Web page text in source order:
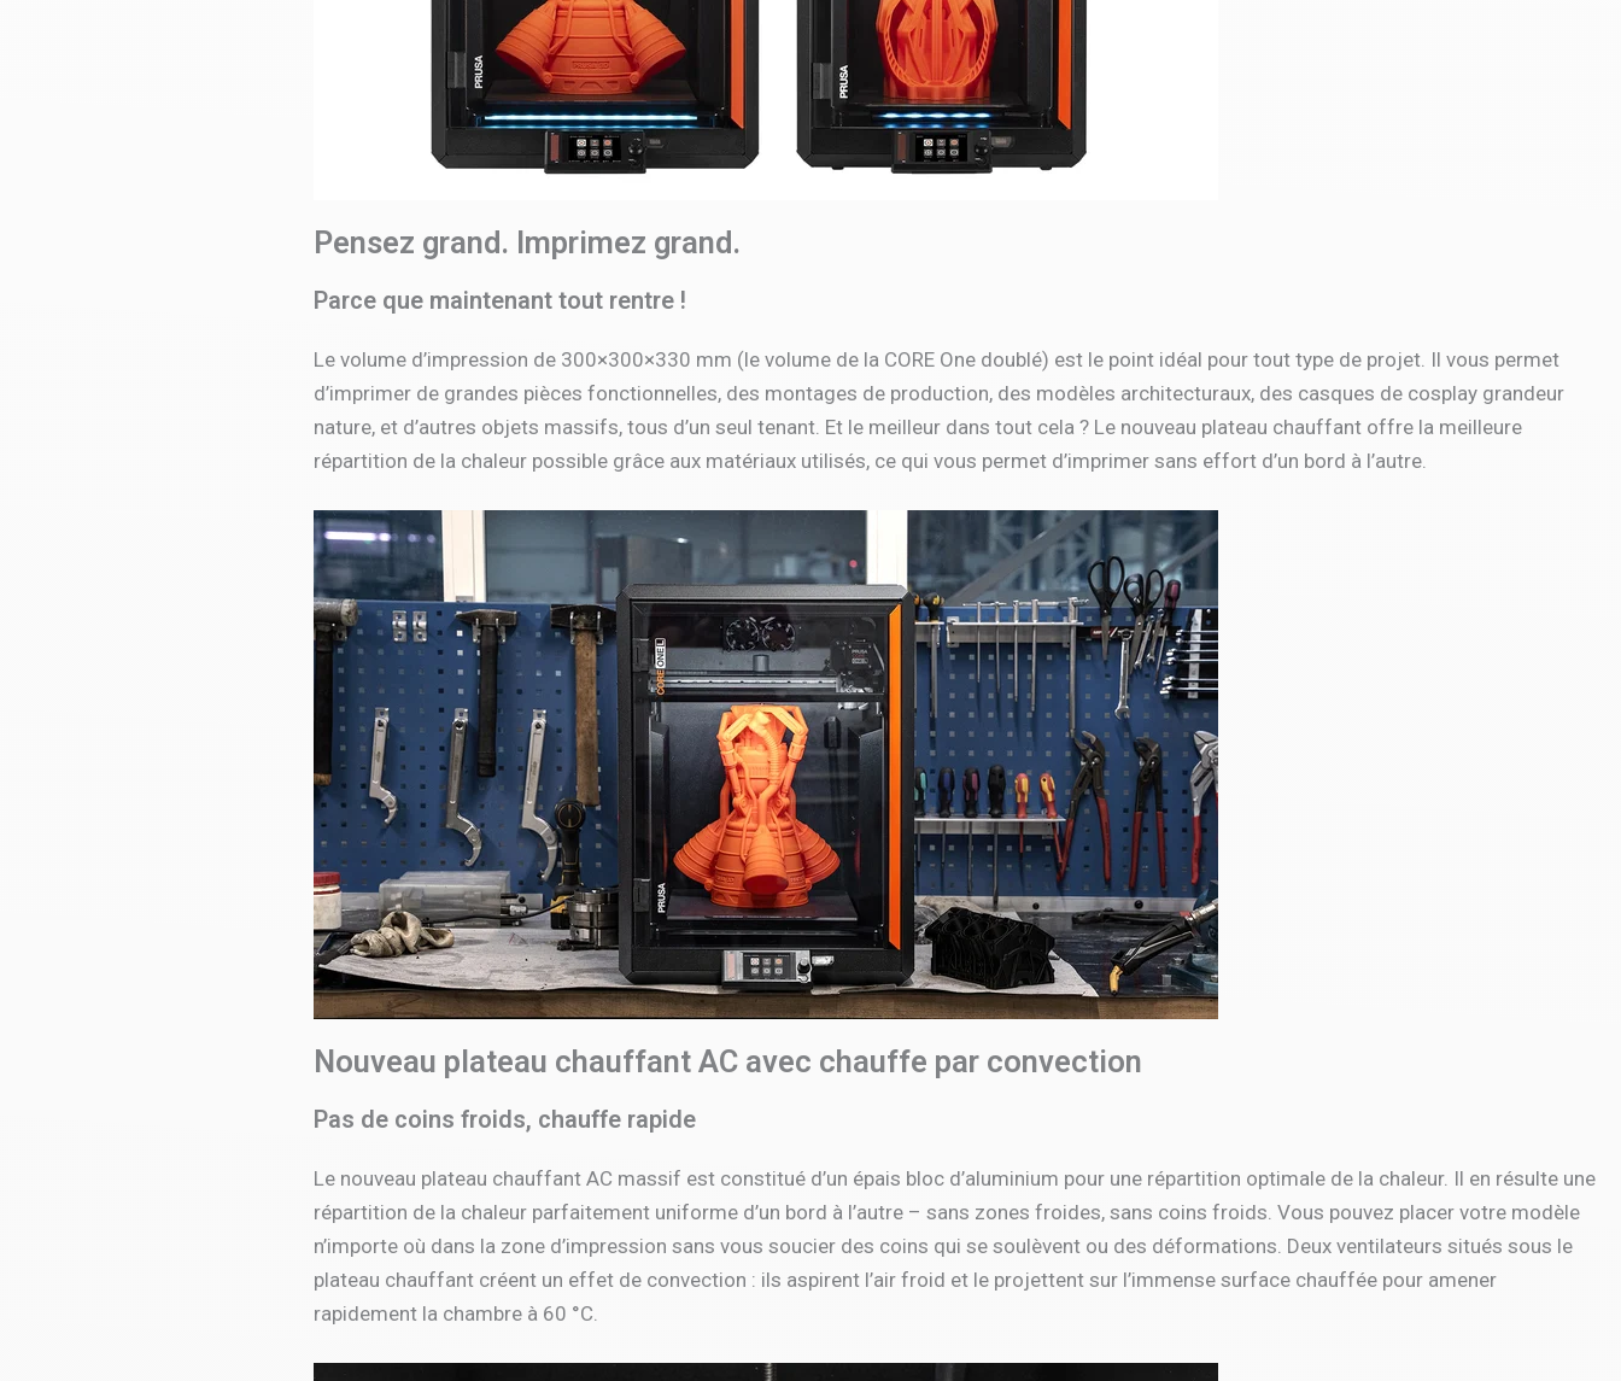
Pensez grand. Imprimez grand.
Parce que maintenant tout rentre !
Le volume d’impression de 300×300×330 mm (le volume de la CORE One doublé) est le point idéal pour tout type de projet. Il vous permet
d’imprimer de grandes pièces fonctionnelles, des montages de production, des modèles architecturaux, des casques de cosplay grandeur
nature, et d’autres objets massifs, tous d’un seul tenant. Et le meilleur dans tout cela ? Le nouveau plateau chauffant offre la meilleure
répartition de la chaleur possible grâce aux matériaux utilisés, ce qui vous permet d’imprimer sans effort d’un bord à l’autre.
Nouveau plateau chauffant AC avec chauffe par convection
Pas de coins froids, chauffe rapide
Le nouveau plateau chauffant AC massif est constitué d’un épais bloc d’aluminium pour une répartition optimale de la chaleur. Il en résulte une
répartition de la chaleur parfaitement uniforme d’un bord à l’autre – sans zones froides, sans coins froids. Vous pouvez placer votre modèle
n’importe où dans la zone d’impression sans vous soucier des coins qui se soulèvent ou des déformations. Deux ventilateurs situés sous le
plateau chauffant créent un effet de convection : ils aspirent l’air froid et le projettent sur l’immense surface chauffée pour amener
rapidement la chambre à 60 °C.